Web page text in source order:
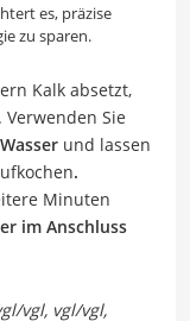
es, präzise
zu sparen.
Kalk absetzt,
Sie
und lassen
.
Minuten
im Anschluss